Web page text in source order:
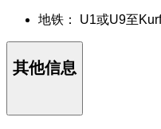
地铁： U1或U9至
其他信息